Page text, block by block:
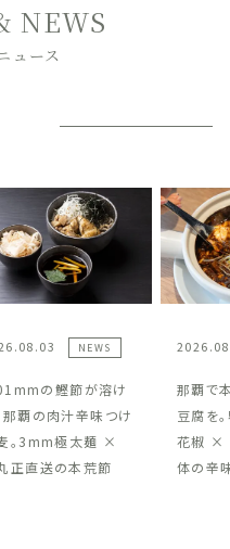
NEWS
ュース
NEWS
の鰹節が溶け
那覇の肉汁辛味つけ
。3mm極太麺 ×
正直送の本荒節
那覇で
豆腐を
花椒 ×
体の辛